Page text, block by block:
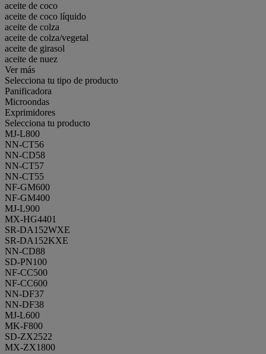
aceite de coco
aceite de coco líquido
aceite de colza
aceite de colza/vegetal
aceite de girasol
aceite de nuez
Ver más
Selecciona tu tipo de producto
Panificadora
Microondas
Exprimidores
Selecciona tu producto
MJ-L800
NN-CT56
NN-CD58
NN-CT57
NN-CT55
NF-GM600
NF-GM400
MJ-L900
MX-HG4401
SR-DA152WXE
SR-DA152KXE
NN-CD88
SD-PN100
NF-CC500
NF-CC600
NN-DF37
NN-DF38
MJ-L600
MK-F800
SD-ZX2522
MX-ZX1800